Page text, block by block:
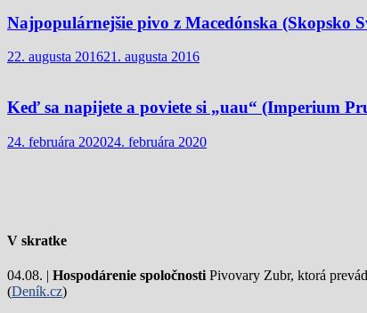
Najpopulárnejšie pivo z Macedónska (Skopsko
22. augusta 201621. augusta 2016
Keď sa napijete a poviete si „uau“ (Imperium
24. februára 202024. februára 2020
V skratke
04.08. | Hospodárenie spoločnostiPivovary Zubr, ktorá
(Deník.cz)